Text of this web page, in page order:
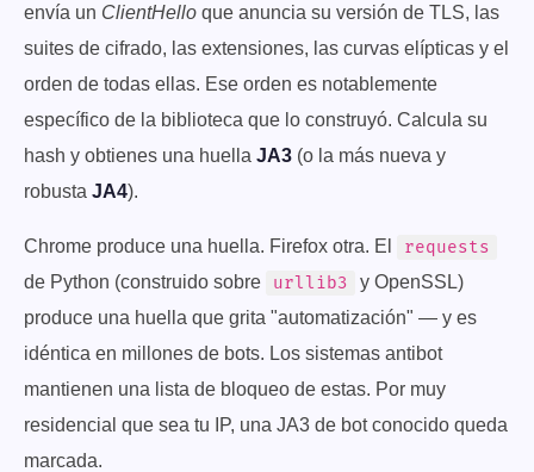
envía un ClientHello que anuncia su versión de TLS, las
suites de cifrado, las extensiones, las curvas elípticas y el
orden de todas ellas. Ese orden es notablemente
específico de la biblioteca que lo construyó. Calcula su
hash y obtienes una huella JA3 (o la más nueva y
robusta JA4).
Chrome produce una huella. Firefox otra. El
requests
de Python (construido sobre
urllib3
y OpenSSL)
produce una huella que grita "automatización" — y es
idéntica en millones de bots. Los sistemas antibot
mantienen una lista de bloqueo de estas. Por muy
residencial que sea tu IP, una JA3 de bot conocido queda
marcada.